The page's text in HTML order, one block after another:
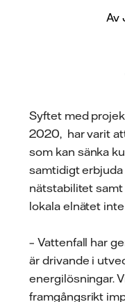
Av
Syftet med
2020, har varit
som kan sänka
samtidigt
nätstabilitet
lokala elnätet
– Vattenfall har
är drivande i
energilösningar.
framgångsrikt